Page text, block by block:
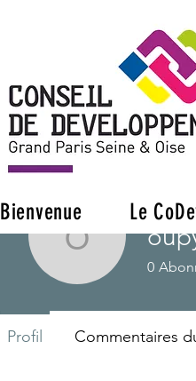
Bienvenue Le
0
Profil Commentaires